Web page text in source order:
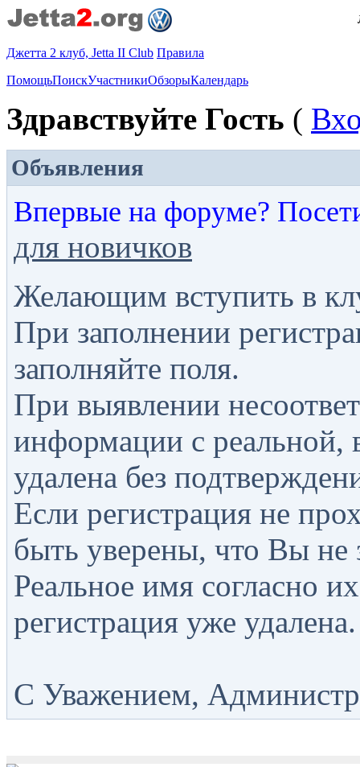
Джетта 2 клуб, Jetta II Club Правила
ПомощьПоискУчастникиОбзорыКалендарь
Здравствуйте Гость (
Объявления
Впервые на форуме?
для новичков
Желающим вступить в
При заполнении
заполняйте поля.
При выявлении
информации с реальной,
удалена без
Если регистрация не
быть уверены, что Вы не
Реальное имя согласно
регистрация уже удалена.
С Уважением,